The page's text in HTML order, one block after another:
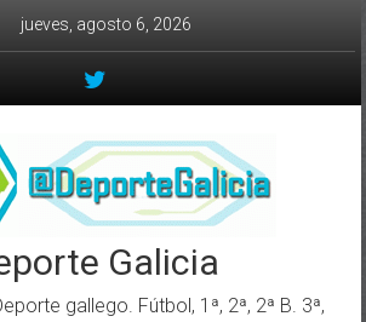
jueves, agosto 6, 2026
Galicia
gallego. Fútbol, 1ª, 2ª, 2ª B. 3ª,